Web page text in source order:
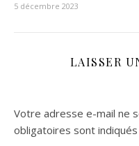
5 décembre 2023
LAISSER
Votre adresse e-mail ne
obligatoires sont